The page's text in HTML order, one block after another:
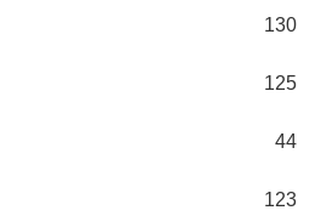
130
125
44
123